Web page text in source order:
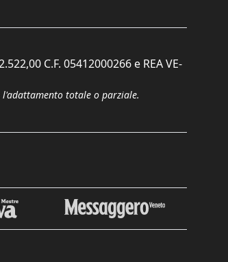
C.F. 05412000266 e REA VE-
totale o parziale.